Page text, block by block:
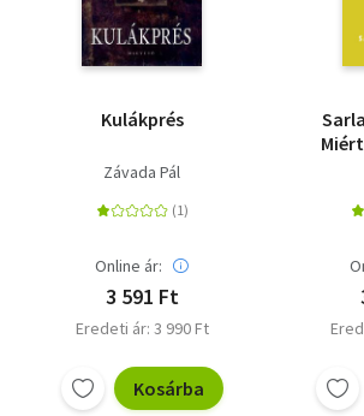
Kulákprés
Závada Pál
Online ár:
3 591 Ft
Eredeti ár: 3 990 Ft
Kosárba